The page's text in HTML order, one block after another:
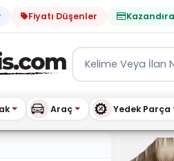
Fiyatı Düşenler
Araç Yedek Parça